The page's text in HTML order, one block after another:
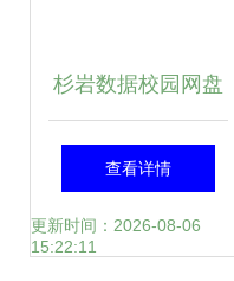
杉岩数据校园网盘
存储解决方案 高效
数据处理与存储服
查看详情
更新时间：2026-08-06
15:22:11